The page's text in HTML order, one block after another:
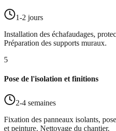
1-2 jours
Installation des échafaudages,
Préparation des supports muraux.
5
Pose de l'isolation et finitions
2-4 semaines
Fixation des panneaux isolants,
et peinture. Nettoyage du chantier.